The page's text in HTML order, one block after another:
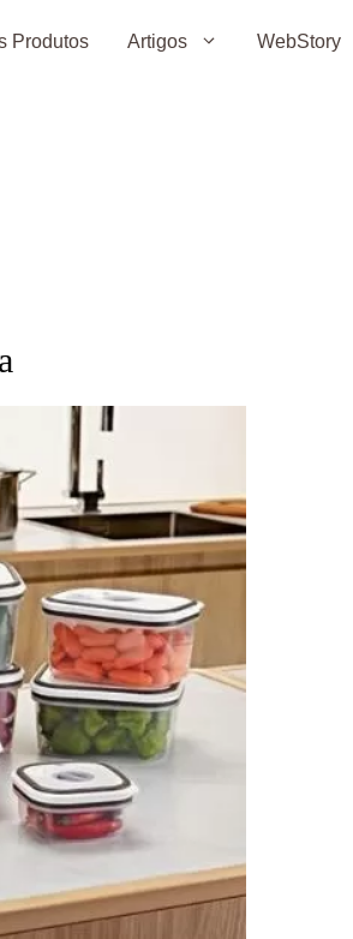
Produtos Artigos WebStory